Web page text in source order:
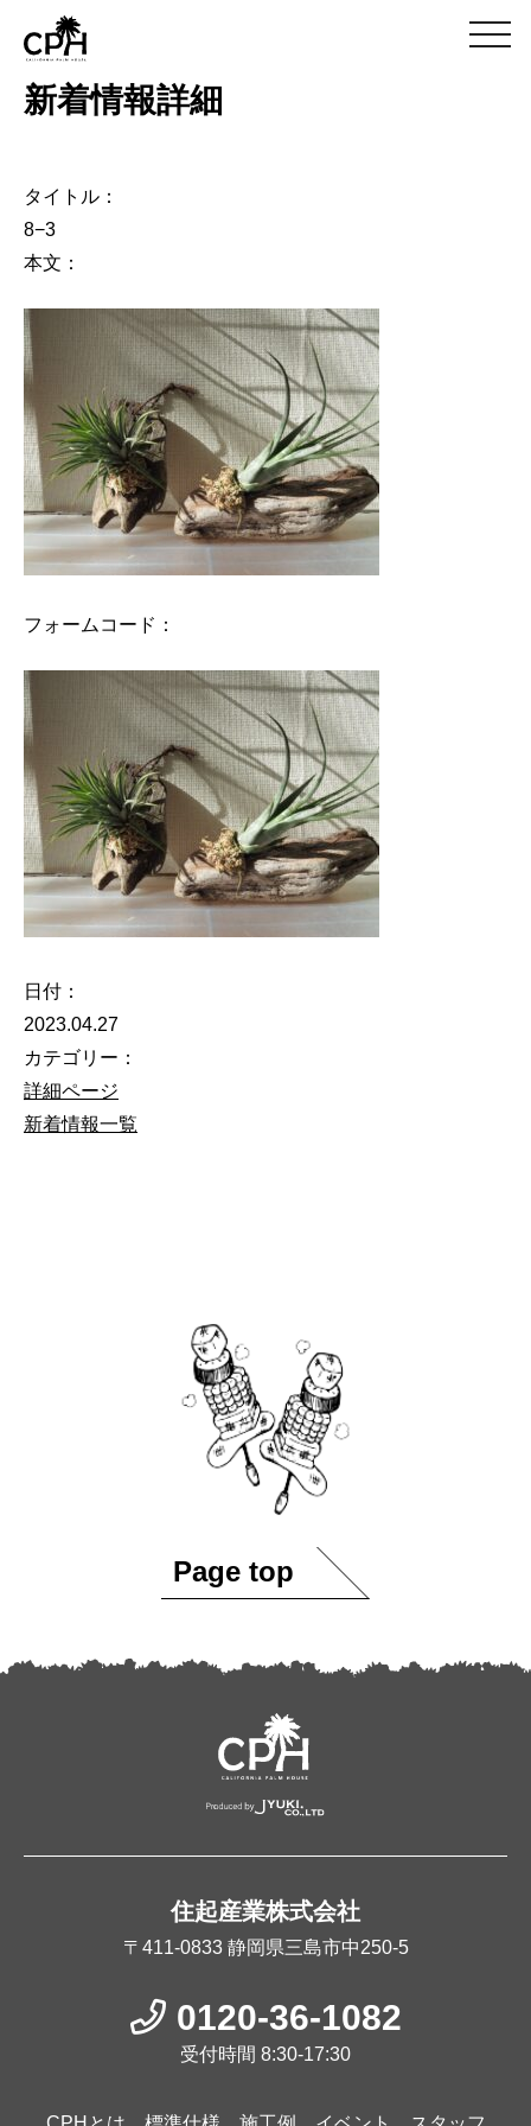
m
e
新着情報詳細
タイトル：
8−3
本文：
フォームコード：
日付：
2023.04.27
カテゴリー：
詳細ページ
新着情報一覧
Page top
住起産業株式会社
〒411-0833 静岡県三島市中250-5
0120-36-1082
受付時間 8:30-17:30